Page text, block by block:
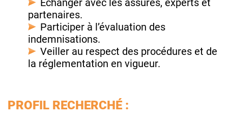
Échanger avec les assurés, experts et
partenaires.
Participer à l’évaluation des
indemnisations.
Veiller au respect des procédures et de
la réglementation en vigueur.
PROFIL RECHERCHÉ :